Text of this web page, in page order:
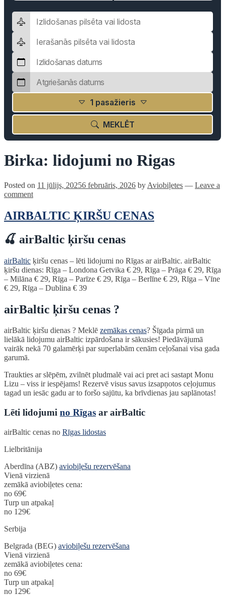
1 pasažieris
MEKLĒT
Birka: lidojumi no Rigas
Posted on 11 jūlijs, 20256 februāris, 2026 by Aviobiļetes — Leave a
comment
AIRBALTIC ĶIRŠU CENAS
🍒 airBaltic ķiršu cenas
airBaltic ķiršu cenas – lēti lidojumi no Rīgas ar airBaltic. airBaltic
ķiršu dienas: Rīga – Londona Getvika € 29, Rīga – Prāga € 29, Rīga
– Milāna € 29, Rīga – Parīze € 29, Rīga – Berlīne € 29, Rīga – Vīne
€ 29, Rīga – Dublina € 39
airBaltic ķiršu cenas ?
airBaltic ķiršu dienas ? Meklē zemākas cenas? Šīgada pirmā un
lielākā lidojumu airBaltic izpārdošana ir sākusies! Piedāvājumā
vairāk nekā 70 galamērķi par superlabām cenām ceļošanai visa gada
garumā.
Traukties ar slēpēm, zvilnēt pludmalē vai aci pret aci sastapt Monu
Lizu – viss ir iespējams! Rezervē visus savus izsapņotos ceļojumus
tagad un iesāc gadu ar to foršo sajūtu, ka brīvdienas jau saplānotas!
Lēti lidojumi no Rīgas ar airBaltic
airBaltic cenas no Rīgas lidostas
Lielbritānija
Aberdīna (ABZ) aviobiļešu rezervēšana
Vienā virzienā
zemākā aviobiļetes cena:
no 69€
Turp un atpakaļ
no 129€
Serbija
Belgrada (BEG) aviobiļešu rezervēšana
Vienā virzienā
zemākā aviobiļetes cena:
no 69€
Turp un atpakaļ
no 129€